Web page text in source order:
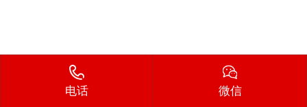
电话 微信